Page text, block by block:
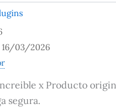
16/03/2026
x Producto
segura.